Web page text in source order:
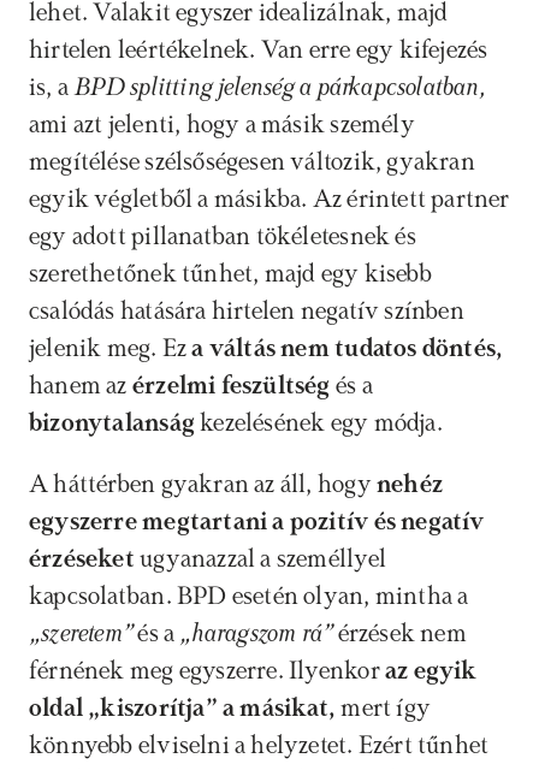
lehet. Valakit egyszer idealizálnak, majd
hirtelen leértékelnek. Van erre egy kifejezés
is, a
ami azt jelenti, hogy a másik személy
megítélése szélsőségesen változik, gyakran
egyik végletből a másikba. Az érintett partner
egy adott pillanatban tökéletesnek és
szerethetőnek tűnhet, majd egy kisebb
csalódás hatására hirtelen negatív színben
jelenik meg. Ez
hanem az érzelmi feszültség
és a
bizonytalanság kezelésének egy módja.
A háttérben gyakran az áll, hogy nehéz
egyszerre megtartani a pozitív és negatív
érzéseket ugyanazzal a személlyel
„szeretem” és a „haragszom rá” érzések nem
férnének meg egyszerre. Ilyenkor az egyik
oldal „kiszorítja” a másikat, mert így
könnyebb elviselni a helyzetet. Ezért tűnhet